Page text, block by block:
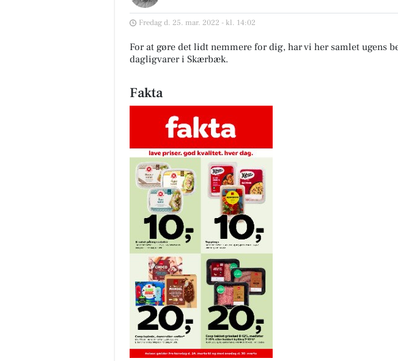
Fredag d. 25. mar. 2022 - kl. 14:02
For at gøre det lidt nemmere for dig, har vi her samlet ugens
dagligvarer i Skærbæk.
Fakta